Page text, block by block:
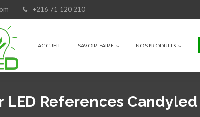
+216 71 120 210
ACCUEIL SAVOIR-FAIRE NOS PRODUITS
LED References